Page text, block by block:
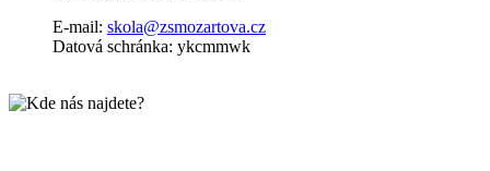
E-mail: skola@zsmozartova.cz
Datová schránka: ykcmmwk